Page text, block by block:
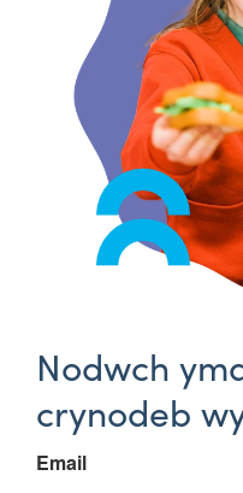
Nodwch
crynodeb
Email